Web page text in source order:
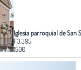
Iglesia parroquial de San
F3.395
1500